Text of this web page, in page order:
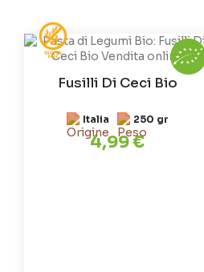
Fusilli Di Ceci Bio
Italia 250 gr
4,99 €